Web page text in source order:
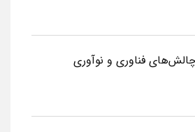
چالش‌های فناوری و نوآوری